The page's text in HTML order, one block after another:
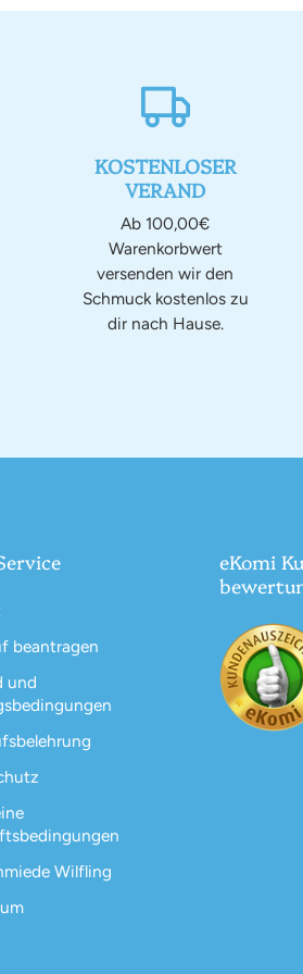
KOSTENLOSER
VERAND
Ab 100,00€
Warenkorbwert
versenden wir den
Schmuck kostenlos zu
dir nach Hause.
beantragen
und
Wilfling
eKomi